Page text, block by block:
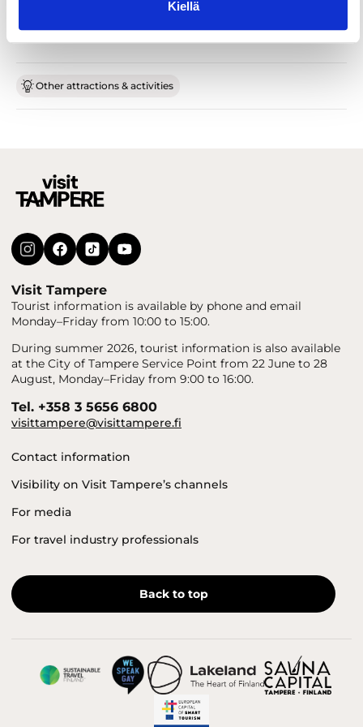
Kiellä
Other attractions & activities
Visit Tampere
Tourist information is available by phone and email
Monday–Friday from 10:00 to 15:00.
During summer 2026, tourist information is also available
at the City of Tampere Service Point from 22 June to 28
August, Monday–Friday from 9:00 to 16:00.
Tel. +358 3 5656 6800
visittampere@visittampere.fi
Contact information
Visibility on Visit Tampere’s channels
For media
For travel industry professionals
Back to top